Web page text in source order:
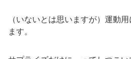
（いないとは思いますが）運動
ます。